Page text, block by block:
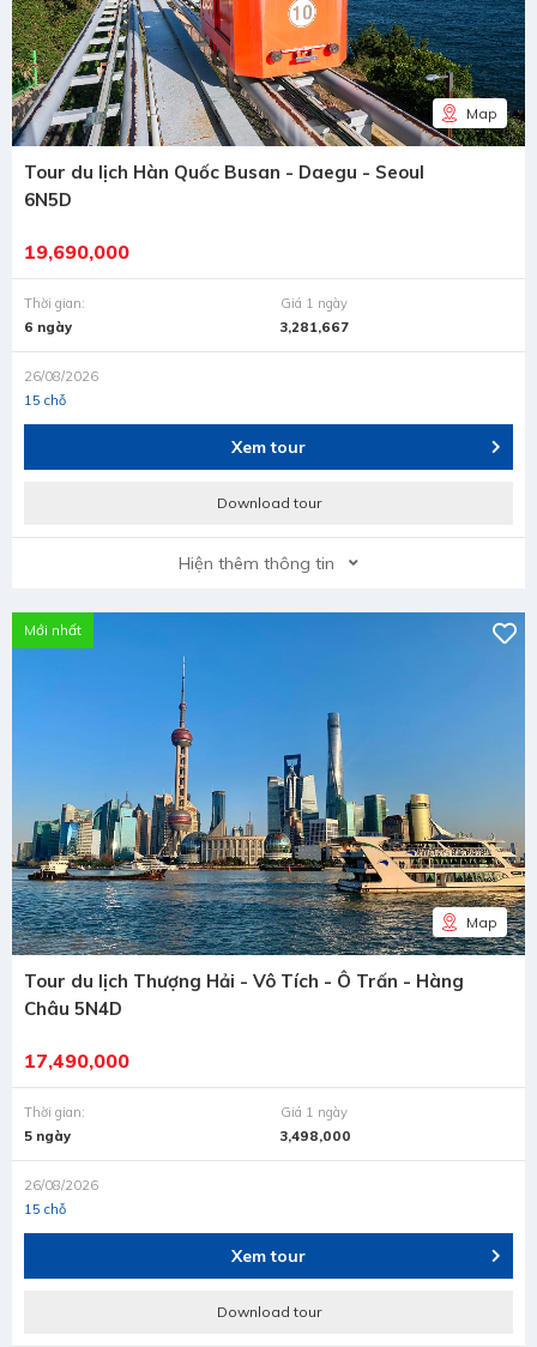
Map
Tour du lịch Hàn Quốc Busan - Daegu - Seoul
6N5D
19,690,000
Thời gian:
6 ngày
Giá 1 ngày
3,281,667
26/08/2026
15 chỗ
Xem tour
Download tour
Hiện thêm thông tin
Mới nhất
Map
Tour du lịch Thượng Hải - Vô Tích - Ô Trấn - Hàng
Châu 5N4D
17,490,000
Thời gian:
5 ngày
Giá 1 ngày
3,498,000
26/08/2026
15 chỗ
Xem tour
Download tour